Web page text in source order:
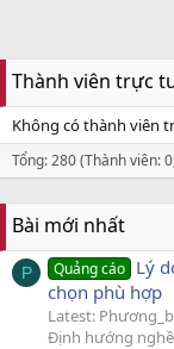
Thành viên trực
Không có thành viên
Tổng: 280 (Thành viên:
Bài mới nhất
P Quảng cáo Lý
chọn phù hợp
Latest:
Định hướng